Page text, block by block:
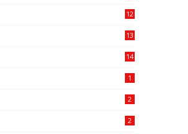
12
13
14
1
2
2